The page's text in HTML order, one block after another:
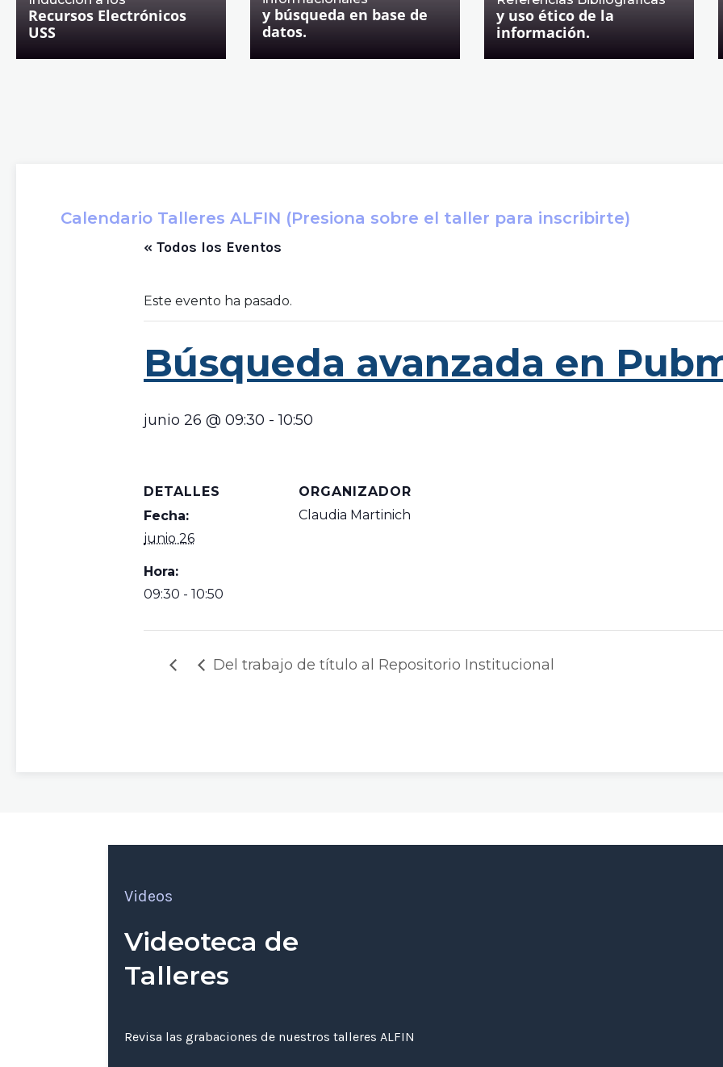
Recursos Electrónicos
USS
y búsqueda en base de
datos.
y uso ético de la
información.
Calendario Talleres ALFIN (Presiona sobre el taller para inscribirte)
« Todos los Eventos
Este evento ha pasado.
Búsqueda avanzada en
junio 26 @ 09:30 -10:50
DETALLES
Fecha:
junio 26
Hora:
09:30 - 10:50
ORGANIZADOR
Claudia Martinich
Del trabajo de título al Repositorio Institucional
Videos
Videoteca de
Talleres
Revisa las grabaciones de nuestros talleres ALFIN